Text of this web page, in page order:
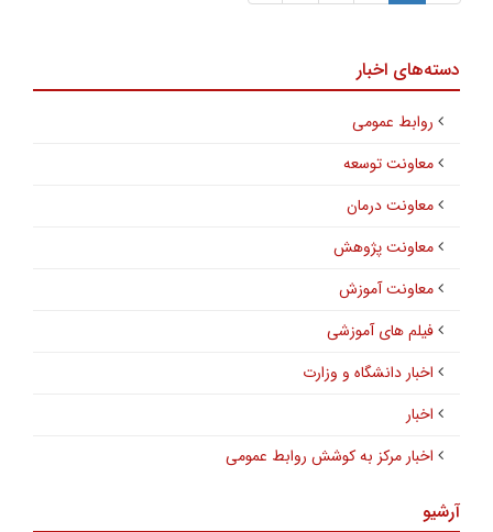
دسته‌های اخبار
روابط عمومی
معاونت توسعه
معاونت درمان
معاونت پژوهش
معاونت آموزش
فیلم های آموزشی
اخبار دانشگاه و وزارت
اخبار
اخبار مرکز به کوشش روابط عمومی
آرشیو